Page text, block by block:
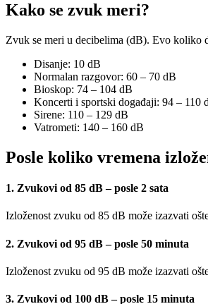
Kako se zvuk meri?
Zvuk se meri u decibelima (dB). Evo koliko
Disanje: 10 dB
Normalan razgovor: 60 – 70 dB
Bioskop: 74 – 104 dB
Koncerti i sportski događaji: 94 – 110
Sirene: 110 – 129 dB
Vatrometi: 140 – 160 dB
Posle koliko vremena
1. Zvukovi od 85 dB – posle 2 sata
Izloženost zvuku od 85 dB može izazvati
2. Zvukovi od 95 dB – posle 50 minuta
Izloženost zvuku od 95 dB može izazvati
3. Zvukovi od 100 dB – posle 15 minuta